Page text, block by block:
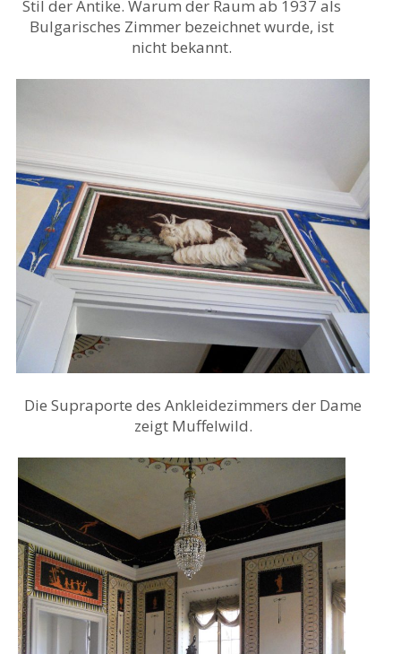
Stil der Antike. Warum der Raum ab 1937 als
Bulgarisches Zimmer bezeichnet wurde, ist
nicht bekannt.
Die Supraporte des Ankleidezimmers der Dame
zeigt Muffelwild.